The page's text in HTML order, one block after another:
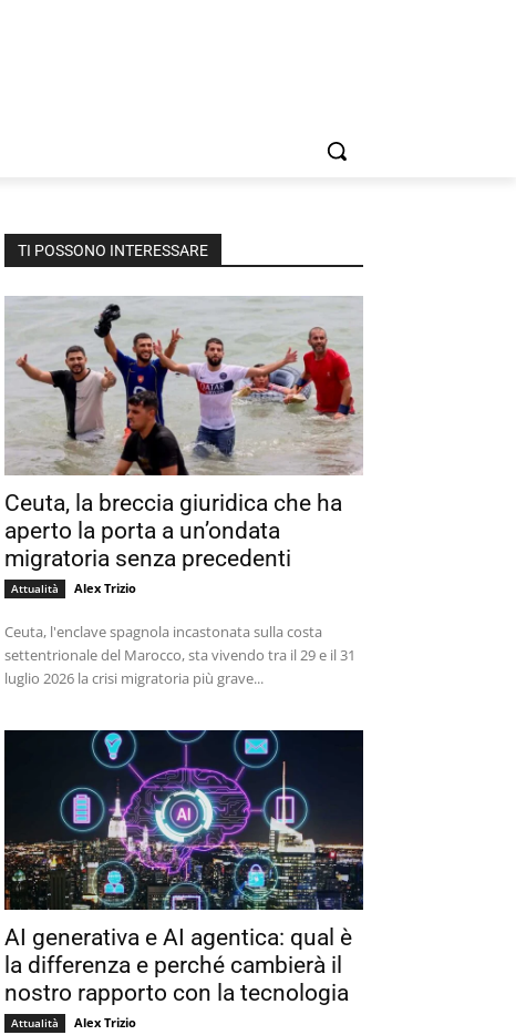
TI POSSONO INTERESSARE
Ceuta, la breccia giuridica che ha
aperto la porta a un’ondata
migratoria senza precedenti
Attualità Alex Trizio
Ceuta, l'enclave spagnola incastonata sulla costa
settentrionale del Marocco, sta vivendo tra il 29 e il 31
luglio 2026 la crisi migratoria più grave...
AI generativa e AI agentica: qual è
la differenza e perché cambierà il
nostro rapporto con la tecnologia
Attualità Alex Trizio